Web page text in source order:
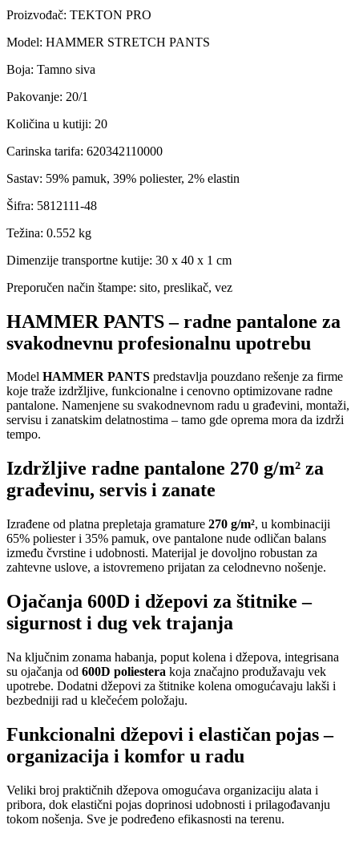
Proizvođač: TEKTON PRO
Model: HAMMER STRETCH PANTS
Boja: Tamno siva
Pakovanje: 20/1
Količina u kutiji: 20
Carinska tarifa: 620342110000
Sastav: 59% pamuk, 39% poliester, 2% elastin
Šifra: 5812111-48
Težina: 0.552 kg
Dimenzije transportne kutije: 30 x 40 x 1 cm
Preporučen način štampe: sito, preslikač, vez
HAMMER PANTS – radne pantalone za
svakodnevnu profesionalnu upotrebu
Model HAMMER PANTS predstavlja pouzdano rešenje za firme
koje traže izdržljive, funkcionalne i cenovno optimizovane radne
pantalone. Namenjene su svakodnevnom radu u građevini, montaži,
servisu i zanatskim delatnostima – tamo gde oprema mora da izdrži
tempo.
Izdržljive radne pantalone 270 g/m² za
građevinu, servis i zanate
Izrađene od platna prepletaja gramature 270 g/m², u kombinaciji
65% poliester i 35% pamuk, ove pantalone nude odličan balans
između čvrstine i udobnosti. Materijal je dovoljno robustan za
zahtevne uslove, a istovremeno prijatan za celodnevno nošenje.
Ojačanja 600D i džepovi za štitnike –
sigurnost i dug vek trajanja
Na ključnim zonama habanja, poput kolena i džepova, integrisana
su ojačanja od 600D poliestera koja značajno produžavaju vek
upotrebe. Dodatni džepovi za štitnike kolena omogućavaju lakši i
bezbedniji rad u klečećem položaju.
Funkcionalni džepovi i elastičan pojas –
organizacija i komfor u radu
Veliki broj praktičnih džepova omogućava organizaciju alata i
pribora, dok elastični pojas doprinosi udobnosti i prilagođavanju
tokom nošenja. Sve je podređeno efikasnosti na terenu.